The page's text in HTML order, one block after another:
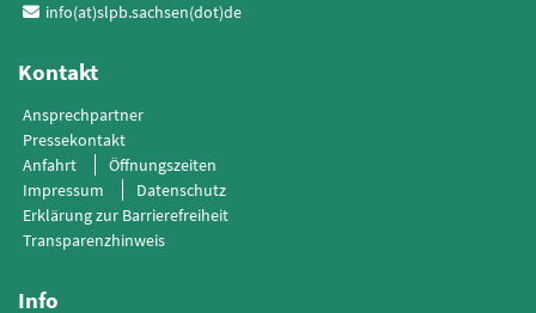
info(at)slpb.sachsen(dot)de
Kontakt
Ansprechpartner
Pressekontakt
Anfahrt
Öffnungszeiten
Impressum
Datenschutz
Erklärung zur Barrierefreiheit
Transparenzhinweis
Info